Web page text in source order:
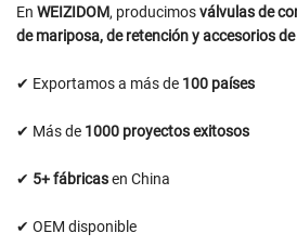
En WEIZIDOM, producimosválvulas de
de mariposa, de retención y accesorios
✔ Exportamos a más de 100 países
✔ Más de 1000 proyectos exitosos
✔ 5+ fábricasen China
✔ OEM disponible